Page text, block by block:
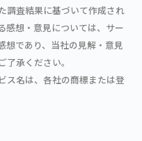
調査結果に基づいて作成され
感想・意見については、サー
想であり、当社の見解・意見
承ください。
ス名は、各社の商標または登